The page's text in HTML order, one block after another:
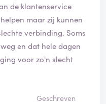
aan huis hebt
op tijd naar bed
de klantenservice
maar zij kunnen
verbinding. Soms
en dat hele dagen
voor zo'n slecht
Geschreven